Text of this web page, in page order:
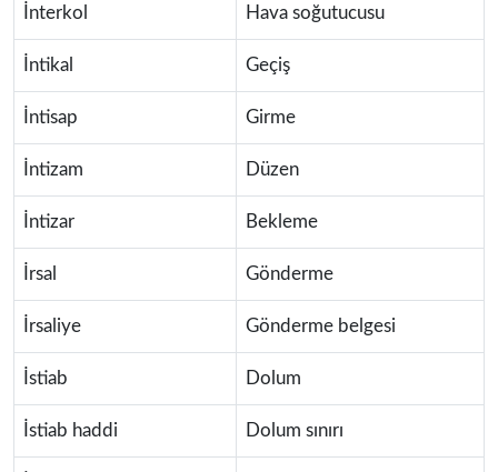
İnterkol Hava soğutucusu
İntikal Geçiş
İntisap Girme
İntizam Düzen
İntizar Bekleme
İrsal Gönderme
İrsaliye Gönderme belgesi
İstiab Dolum
İstiab haddi Dolum sınırı